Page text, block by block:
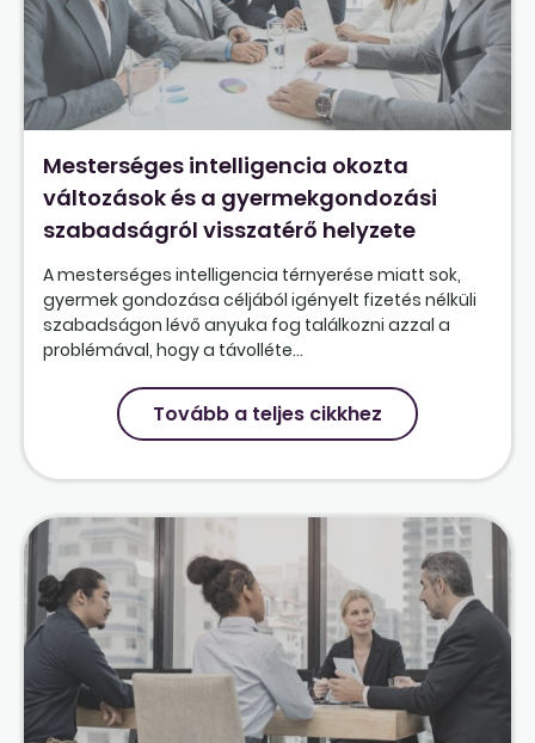
Mesterséges intelligencia okozta
változások és a gyermekgondozási
szabadságról visszatérő helyzete
A mesterséges intelligencia térnyerése miatt sok,
gyermek gondozása céljából igényelt fizetés nélküli
szabadságon lévő anyuka fog találkozni azzal a
problémával, hogy a távolléte...
Tovább a teljes cikkhez